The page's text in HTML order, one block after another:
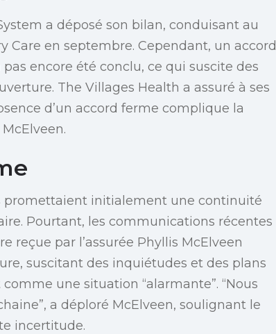
a déposé son bilan, conduisant au
Care en septembre. Cependant, un accord
encore été conclu, ce qui suscite des
The Villages Health a assuré à ses
d’un accord ferme complique la
promettaient initialement une continuité
Pourtant, les communications récentes
reçue par l’assurée Phyllis McElveen
suscitant des inquiétudes et des plans
une situation “alarmante”. “Nous
a déploré McElveen, soulignant le
incertitude.